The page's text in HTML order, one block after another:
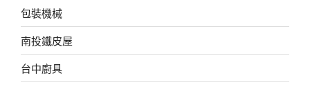
包裝機械
南投鐵皮屋
台中廚具